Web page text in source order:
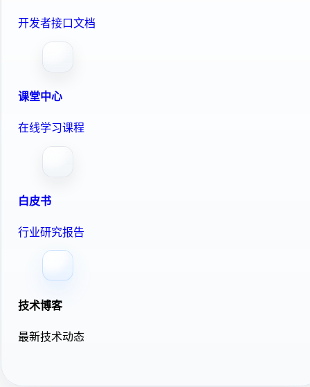
开发者接口文档
课堂中心
在线学习课程
白皮书
行业研究报告
技术博客
最新技术动态